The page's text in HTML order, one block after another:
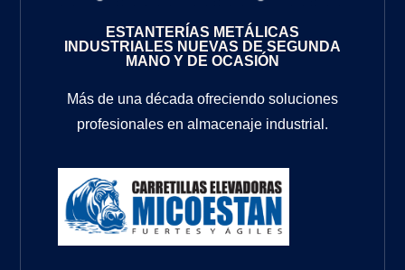
ESTANTERÍAS METÁLICAS
INDUSTRIALES NUEVAS DE SEGUNDA
MANO Y DE OCASIÓN
Más de una década ofreciendo soluciones
profesionales en almacenaje industrial.